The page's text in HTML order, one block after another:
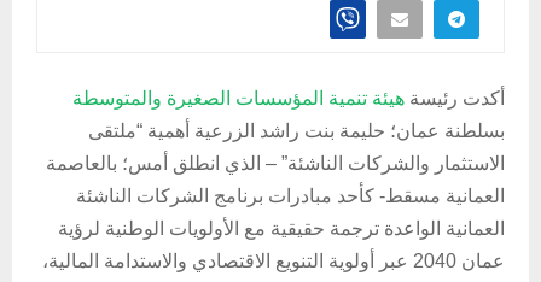
أكدت رئيسة هيئة تنمية المؤسسات الصغيرة والمتوسطة
بسلطنة عمان؛ حليمة بنت راشد الزرعية أهمية “ملتقى
الاستثمار والشركات الناشئة” – الذي انطلق أمس؛ بالعاصمة
العمانية مسقط- كأحد مبادرات برنامج الشركات الناشئة
العمانية الواعدة ترجمة حقيقية مع الأولويات الوطنية لرؤية
عمان 2040 عبر أولوية التنويع الاقتصادي والاستدامة المالية،